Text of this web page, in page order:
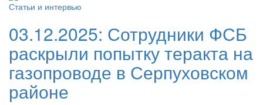
Статьи и интервью
03.12.2025: Сотрудники ФСБ
раскрыли попытку теракта на
газопроводе в Серпуховском
районе